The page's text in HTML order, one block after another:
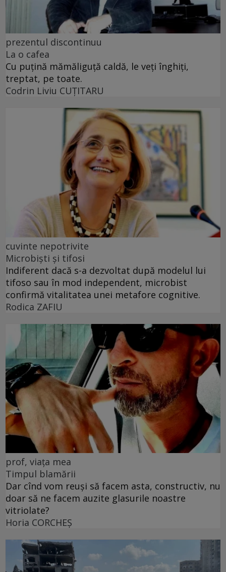
prezentul discontinuu
La o cafea
Cu puţină mămăliguţă caldă, le veţi înghiţi,
treptat, pe toate.
Codrin Liviu CUŢITARU
cuvinte nepotrivite
Microbiști și tifosi
Indiferent dacă s-a dezvoltat după modelul lui
tifoso sau în mod independent, microbist
confirmă vitalitatea unei metafore cognitive.
Rodica ZAFIU
prof, viața mea
Timpul blamării
Dar cînd vom reuși să facem asta, constructiv, nu
doar să ne facem auzite glasurile noastre
vitriolate?
Horia CORCHEŞ